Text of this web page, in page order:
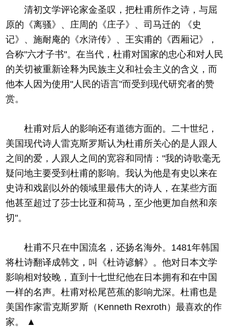
清初文学评论家金圣叹，把杜甫所作之诗，与屈
原的《离骚》、庄周的《庄子》、司马迁的 《史
记》、施耐庵的《水浒传》、王实甫的《西厢记》，
合称"六才子书"。在当代，杜甫对国家的忠心和对人民
的关切被重新诠释为民族主义和社会主义的含义，而
他本人因为使用"人民的语言"而受到现代研究者的赞
赏。
杜甫对后人的影响还有道德方面的。二十世纪，
美国现代诗人雷克斯罗斯认为杜甫所关心的是人跟人
之间的爱，人跟人之间的宽容和同情："我的诗歌毫无
疑问地主要受到杜甫的影响。我认为他是有史以来在
史诗和戏剧以外的领域里最伟大的诗人，在某些方面
他甚至超过了莎士比亚和荷马，至少他更加自然和亲
切"。
杜甫不只在中国流名，还扬名海外。1481年韩国
将杜诗翻译成韩文，叫《杜诗谚解》。他对日本文学
影响相对较晚，直到十七世纪他在日本拥有和在中国
一样的名声。杜甫对松尾芭蕉的影响尤深。杜甫也是
美国作家雷克斯罗斯（Kenneth Rexroth）最喜欢的作
家。 ▲